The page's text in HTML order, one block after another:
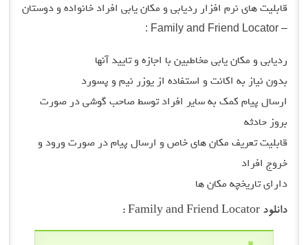
قابلیت های نرم افزار ردیابی و مکان یابی افراد خانواده و دوستان
– Family and Friend Locator :
ردیابی و مکان یابی مخاطبین با اجازه و تایید آنها
بدون نیاز به اکانت و استفاده از یوزر نیم و پسورد
ارسال پیام کمک به سایر افراد توسط صاحب گوشی در صورت
بروز حادثه
قابلیت تعریف مکان های خاص و ارسال پیام در صورت ورود و
خروج افراد
دارای تاریخچه مکان ها
دانلود Family and Friend Locator :